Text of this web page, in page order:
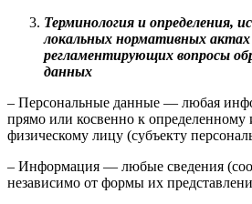
Терминология и определения,
локальных нормативных
регламентирующих вопросы
данных
– Персональные данные — любая
прямо или косвенно к определенному
физическому лицу (субъекту
– Информация — любые сведения
независимо от формы их